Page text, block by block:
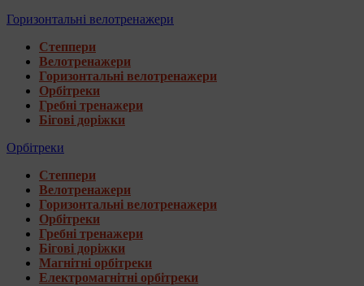
Горизонтальні велотренажери
Степпери
Велотренажери
Горизонтальні велотренажери
Орбітреки
Гребні тренажери
Бігові доріжки
Орбітреки
Степпери
Велотренажери
Горизонтальні велотренажери
Орбітреки
Гребні тренажери
Бігові доріжки
Магнітні орбітреки
Електромагнітні орбітреки